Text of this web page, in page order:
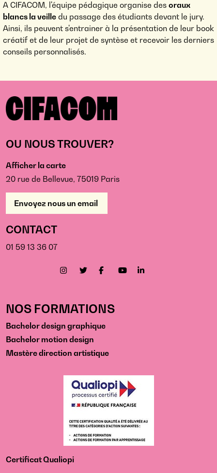
A CIFACOM, l'équipe pédagique organise des oraux
blancs la veille du passage des étudiants devant le jury.
Ainsi, ils peuvent s'entrainer à la présentation de leur book
créatif et de leur projet de syntèse et recevoir les derniers
conseils personnalisés.
OU NOUS TROUVER?
Afficher la carte
20 rue de Bellevue, 75019 Paris
Envoyez nous un email
CONTACT
01 59 13 36 07
NOS FORMATIONS
Bachelor design graphique
Bachelor motion design
Mastère direction artistique
Certificat Qualiopi